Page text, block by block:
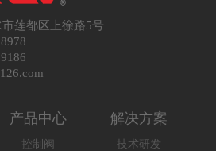
莲都区上徐路5号
产品中心
控制阀
解决方案
技术研发